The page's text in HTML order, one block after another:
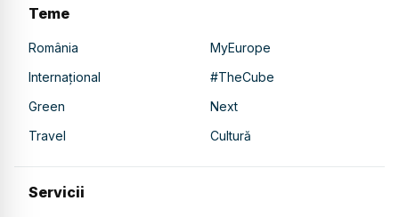
Teme
România
MyEurope
Internațional
#TheCube
Green
Next
Travel
Cultură
Servicii